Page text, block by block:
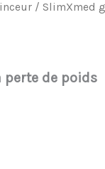
/ SlimXmed
de poids